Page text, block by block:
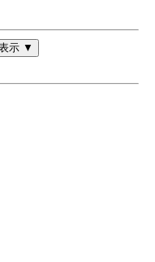
示 ▼